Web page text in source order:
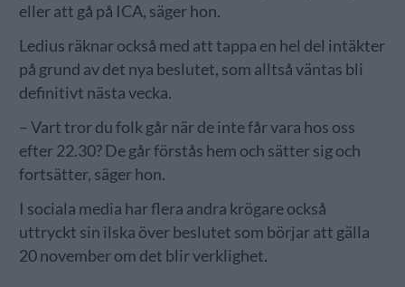
eller att gå på ICA, säger hon.
Ledius räknar också med att tappa en hel del intäkter
på grund av det nya beslutet, som alltså väntas bli
definitivt nästa vecka.
– Vart tror du folk går när de inte får vara hos oss
efter 22.30? De går förstås hem och sätter sig och
fortsätter, säger hon.
I sociala media har flera andra krögare också
uttryckt sin ilska över beslutet som börjar att gälla
20 november om det blir verklighet.